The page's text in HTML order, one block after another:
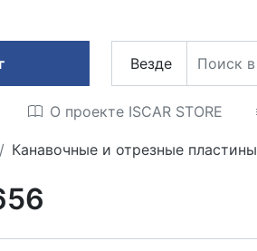
Везде
О проекте ISCAR STORE
Канавочные и отрезные пластины